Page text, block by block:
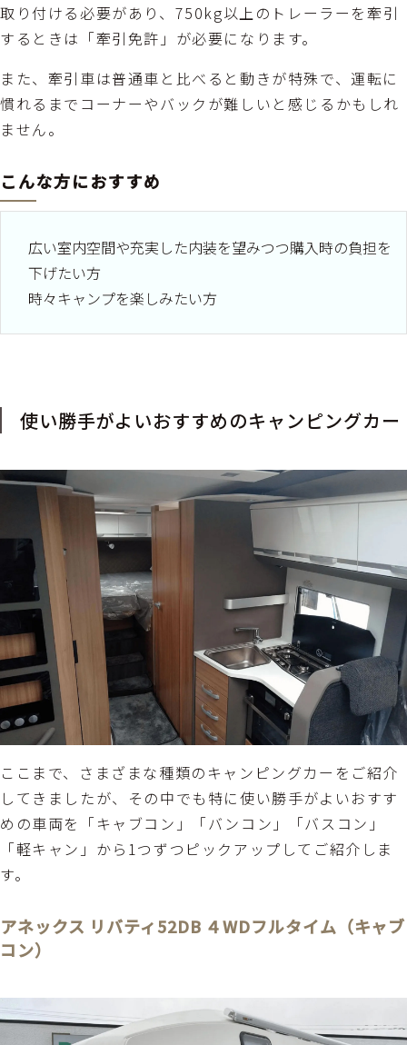
取り付ける必要があり、750kg以上のトレーラーを牽引
するときは「牽引免許」が必要になります。
また、牽引車は普通車と比べると動きが特殊で、運転に
慣れるまでコーナーやバックが難しいと感じるかもしれ
ません。
こんな方におすすめ
広い室内空間や充実した内装を望みつつ購入時の負担を
下げたい方
時々キャンプを楽しみたい方
使い勝手がよいおすすめのキャンピングカー
ここまで、さまざまな種類のキャンピングカーをご紹介
してきましたが、その中でも特に使い勝手がよいおすす
めの車両を「キャブコン」「バンコン」「バスコン」
「軽キャン」から1つずつピックアップしてご紹介しま
す。
アネックス リバティ52DB ４WDフルタイム（キャブ
コン）